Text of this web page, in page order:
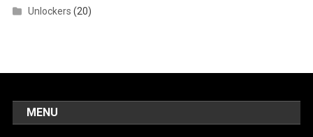
Unlockers (20)
MENU